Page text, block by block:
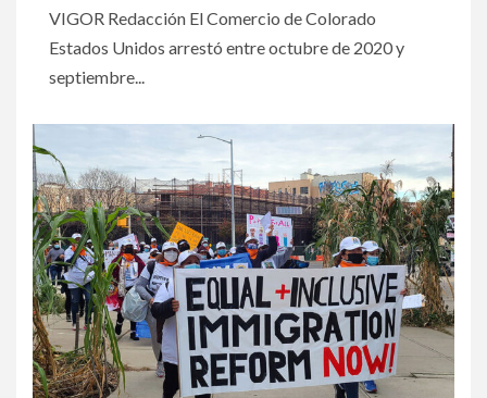
VIGOR Redacción El Comercio de Colorado
Estados Unidos arrestó entre octubre de 2020 y
septiembre...